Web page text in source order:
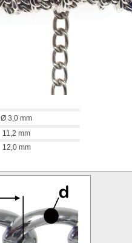
Ø 3,0 mm
11,2 mm
12,0 mm